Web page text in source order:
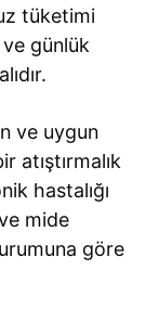
tüketimi
ve günlük
ve uygun
atıştırmalık
hastalığı
mide
göre